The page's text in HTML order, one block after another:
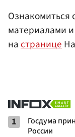
Ознакомиться
материалами
настранице
1
Госдума
России